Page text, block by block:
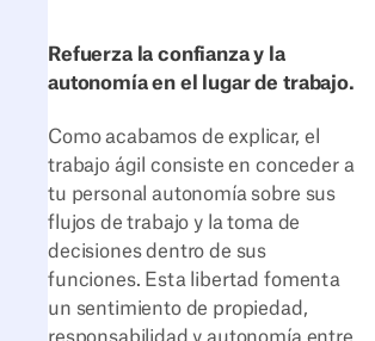
Refuerza la confianza y la
autonomía en el lugar de trabajo.
Como acabamos de explicar, el
trabajo ágil consiste en conceder a
tu personal autonomía sobre sus
flujos de trabajo y la toma de
decisiones dentro de sus
funciones. Esta libertad fomenta
un sentimiento de propiedad,